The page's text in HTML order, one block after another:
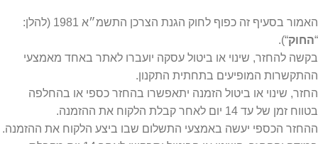
האמור בסעיף זה כפוף לחוק הגנת הצרכן התשמ״א 1981 (להלן:
“החוק“).
בקשה להחזר, שינוי או ביטול עסקה יועברו לאתר באחד מאמצעי
ההתקשרות המופיעים בתחתית התקנון.
החזר, שינוי או ביטול הזמנה יתאפשרו בהחזר כספי או בהחלפה
בטווח זמן של עד 14 יום לאחר קבלת הלקוח את ההזמנה.
ההחזר הכספי יעשה באמצעי התשלום שבו ביצע הלקוח את ההזמנה.